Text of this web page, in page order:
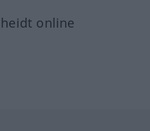
online